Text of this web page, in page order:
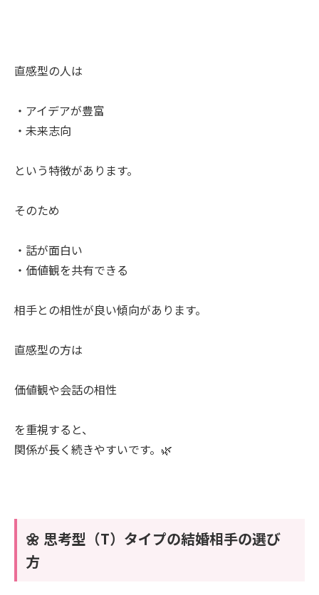
直感型の人は
・アイデアが豊富
・未来志向
という特徴があります。
そのため
・話が面白い
・価値観を共有できる
相手との相性が良い傾向があります。
直感型の方は
価値観や会話の相性
を重視すると、
関係が長く続きやすいです。🌿
🌼 思考型（T）タイプの結婚相手の選び
方